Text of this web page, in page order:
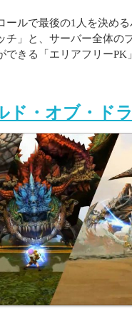
ールで最後の1人を決め
チ」と、サーバー全体の
できる「エリアフリーPK
ド・オブ・ド